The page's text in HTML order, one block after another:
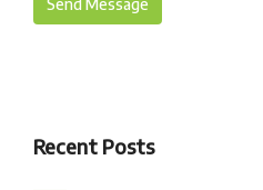
Recent Posts